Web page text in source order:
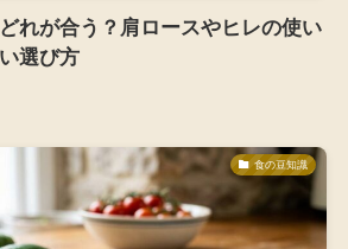
れが合う？肩ロースやヒレの使い
選び方
食の豆知識